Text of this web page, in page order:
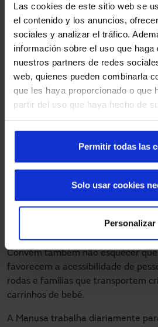
Las cookies de este sitio web se
el contenido y los anuncios,
sociales y analizar el tráfico.
información sobre el uso que haga
nuestros partners de redes
web, quienes pueden combinarla
que les haya proporcionado o que
partir del uso que haya hecho de
Permitir todas las
Personalizar
Solo usar cookies
como restaurantes ou hotéis,
exemplo, num parque temático.
Os acessos
a segurança em
Este tipo de acessos inteligentes
do local, já que permitem arápida
exemplo,as portas com
de emergência, abatem-se
para o exterior e dobram-se nos
também é importante destacar as
graças ao seu design reforçado,
Convém também não esquecer
favorecem a acessibilidade de
rodas e famílias que transportem
carrinhos de bebé.
A Manusa trabalha diariamente